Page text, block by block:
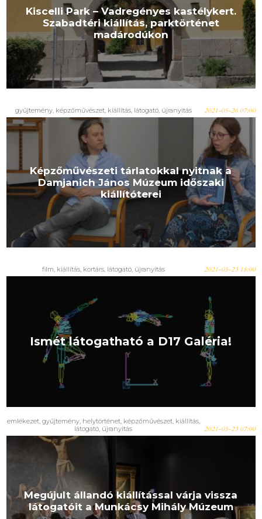
Kiscelli Park – Vadregényes kastélykert.
Szabadtéri kiállítás, parktörténet
madárodúkon
gyűjtemény, képzőművészet, kiállítás, látogató, újranyitás 2021-05-26 07:00
Képzőművészeti tárlatokkal nyitnak a
Damjanich János Múzeum időszaki
kiállítóterei
film, kiállítás, kortárs, látogató, újranyitás 2021-05-23 18:00
Ismét látogatható a D17 Galéria!
emlékezet, gyűjtemény, helytörténet, képzőművészet, kiállítás,
látogató, újranyitás 2021-05-23 07:00
Megújult állandó kiállítással várja vissza
látogatóit a Munkácsy Mihály Múzeum